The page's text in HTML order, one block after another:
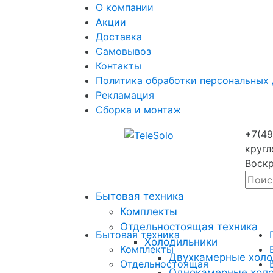
О компании
Акции
Доставка
Самовывоз
Контакты
Политика обработки персональных
Рекламация
Сборка и монтаж
Бытовая техника
Комплекты
Отдельностоящая техника
Холодильники
Двухкамерные
Бытовая техника
Комплекты
Отдельностоящая